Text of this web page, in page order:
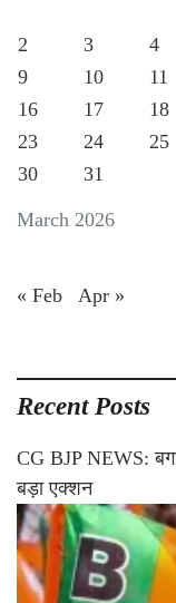
March 2026
2
3 4
9
10 11
16
17 18
23
24 25
30
31
« Feb Apr »
Recent Posts
CG BJP NEWS:
बड़ा एक्शन